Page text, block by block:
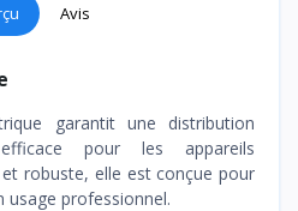
Avis
garantit une distribution
pour les appareils
robuste, elle est conçue pour
usage professionnel.